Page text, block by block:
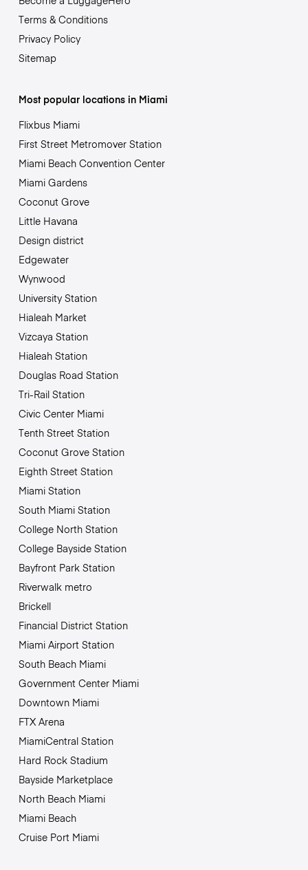
Terms & Conditions
Privacy Policy
Sitemap
Most popular locations in Miami
Flixbus Miami
First Street Metromover Station
Miami Beach Convention Center
Miami Gardens
Coconut Grove
Little Havana
Design district
Edgewater
Wynwood
University Station
Hialeah Market
Vizcaya Station
Hialeah Station
Douglas Road Station
Tri-Rail Station
Civic Center Miami
Tenth Street Station
Coconut Grove Station
Eighth Street Station
Miami Station
South Miami Station
College North Station
College Bayside Station
Bayfront Park Station
Riverwalk metro
Brickell
Financial District Station
Miami Airport Station
South Beach Miami
Government Center Miami
Downtown Miami
FTX Arena
MiamiCentral Station
Hard Rock Stadium
Bayside Marketplace
North Beach Miami
Miami Beach
Cruise Port Miami